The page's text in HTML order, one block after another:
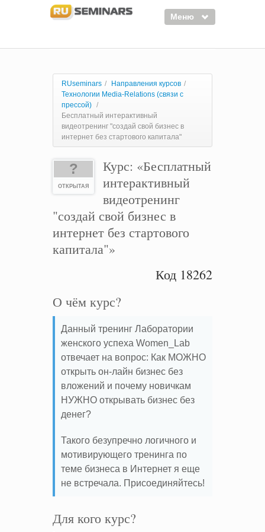
Меню
Курсы
Тренинги
Организаторы
Лектора
Войти
Регистрация
RUseminars / Направления курсов /
Технологии Media-Relations (связи с
прессой) /
Бесплатный интерактивный
видеотренинг "создай свой бизнес в
интернет без стартового капитала"
?
ОТКРЫТАЯ
Курс: «Бесплатный
интерактивный
видеотренинг
"создай свой бизнес в
интернет без стартового
капитала"»
Код 18262
О чём курс?
Данный тренинг Лаборатории
женского успеха Women_Lab
отвечает на вопрос: Как МОЖНО
открыть он-лайн бизнес без
вложений и почему новичкам
НУЖНО открывать бизнес без
денег?
Такого безупречно логичного и
мотивирующего тренинга по
теме бизнеса в Интернет я еще
не встречала. Присоединяйтесь!
Для кого курс?